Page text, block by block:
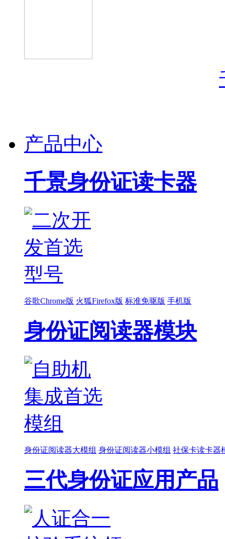
产品中心
千景身份证读卡器
谷歌Chrome版 火狐Firefox版 标准免驱版 手机版
身份证阅读器模块
身份证阅读器大模组 身份证阅读器小模组 社保卡读卡器
三代身份证应用产品